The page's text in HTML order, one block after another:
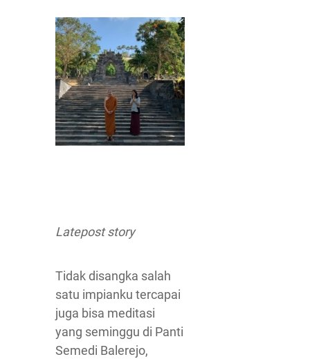
Latepost story
Tidak disangka salah
satu impianku tercapai
juga bisa meditasi
yang seminggu di Panti
Semedi Balerejo,